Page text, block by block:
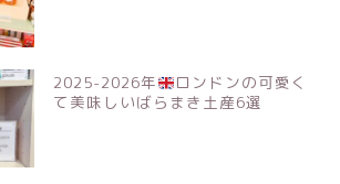
2025-2026年
ロンドンの可愛く
て美味しいばらまき土産6選